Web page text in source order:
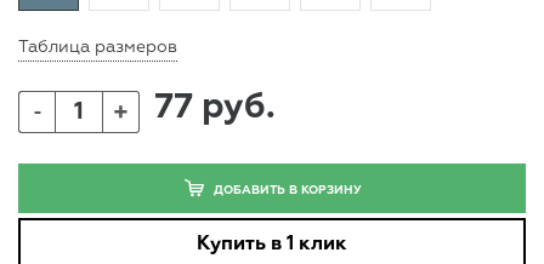
Таблица размеров
- + 77 руб.
ДОБАВИТЬ В КОРЗИНУ
Купить в 1 клик